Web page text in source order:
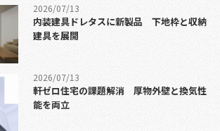
2026/07/13
内装建具ドレタスに新製品 下地枠と収納
建具を展開
2026/07/13
軒ゼロ住宅の課題解消 厚物外壁と換気性
能を両立